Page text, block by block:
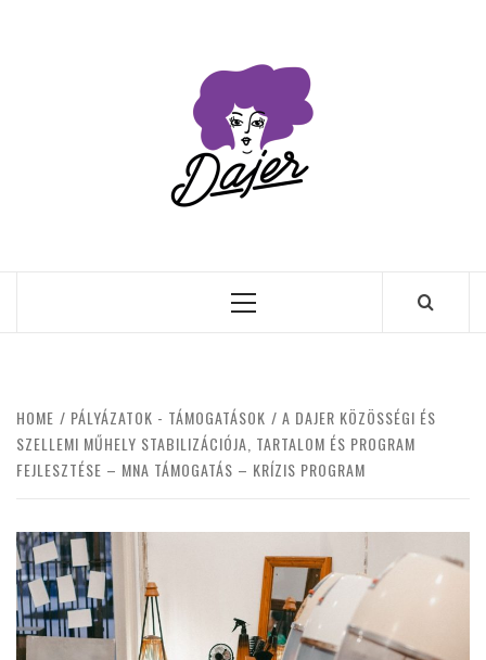
Primary
HOME PÁLYÁZATOK - TÁMOGATÁSOK
A DAJER KÖZÖSSÉGI ÉS
SZELLEMI MŰHELY STABILIZÁCIÓJA, TARTALOM ÉS PROGRAM
FEJLESZTÉSE – MNA TÁMOGATÁS – KRÍZIS PROGRAM